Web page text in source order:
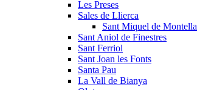
Les Preses
Sales de Llierca
Sant Miquel de Montella
Sant Aniol de Finestres
Sant Ferriol
Sant Joan les Fonts
Santa Pau
La Vall de Bianya